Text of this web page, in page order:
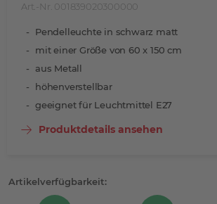
Art.-Nr. 001839020300000
Pendelleuchte in schwarz matt
mit einer Größe von 60 x 150 cm
aus Metall
höhenverstellbar
geeignet für Leuchtmittel E27
Produktdetails ansehen
Artikelverfügbarkeit: